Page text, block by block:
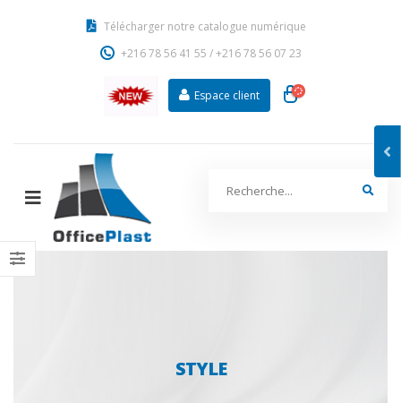
Télécharger notre catalogue numérique
+216 78 56 41 55 /+216 78 56 07 23
Espace client
STYLE